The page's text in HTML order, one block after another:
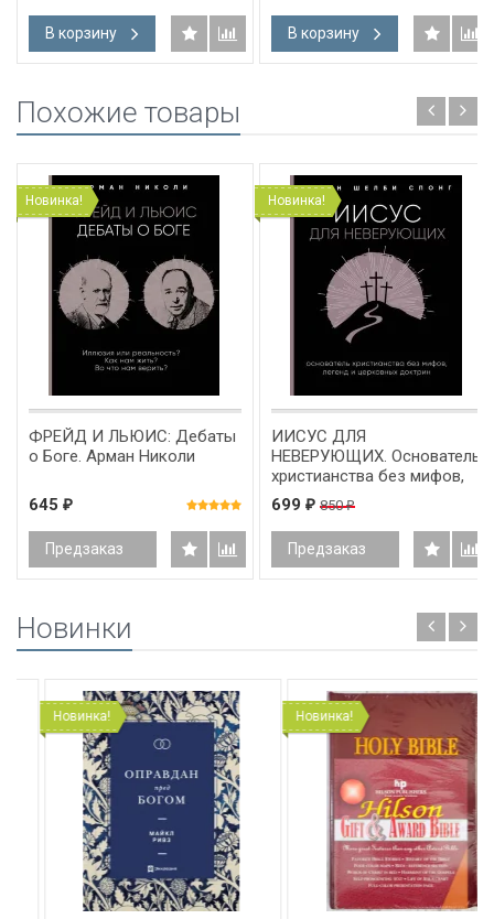
В корзину В корзину
Похожие товары
Новинка!
ФРЕЙД И ЛЬЮИС: Дебаты
о Боге. Арман Николи
645 ₽
Предзаказ
Новинка!
ИИСУС ДЛЯ
НЕВЕРУЮЩИХ. Основатель
христианства без мифов,
легенд и церковных
доктрин. Джон Шелби
Спонг
699 ₽ 850₽
Предзаказ
Новинки
Новинка! Новинка!